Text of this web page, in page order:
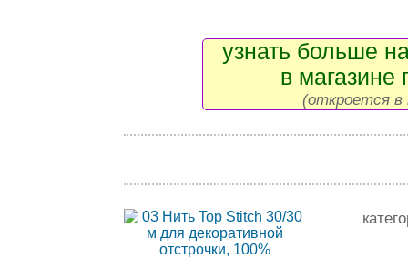
узнать больше
в магазине
(откроется в